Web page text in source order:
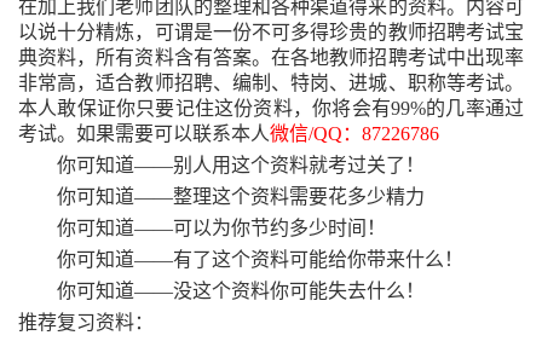
在加上我们老师团队的整理和各种渠道得来的资料。内容可
以说十分精炼，可谓是一份不可多得珍贵的教师招聘考试宝
典资料，所有资料含有答案。在各地教师招聘考试中出现率
非常高，适合教师招聘、编制、特岗、进城、职称等考试。
本人敢保证你只要记住这份资料，你将会有99%的几率通过
考试。如果需要可以联系本人微信/QQ：87226786
你可知道——别人用这个资料就考过关了！
你可知道——整理这个资料需要花多少精力
你可知道——可以为你节约多少时间！
你可知道——有了这个资料可能给你带来什么！
你可知道——没这个资料你可能失去什么！
推荐复习资料：